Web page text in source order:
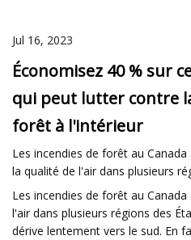
Jul 16, 2023
Économisez 40 % sur
qui peut lutter contre
forêt à l'intérieur
Les incendies de forêt au
la qualité de l'air dans plusieurs
Les incendies de forêt au
l'air dans plusieurs régions des
dérive lentement vers le sud. En